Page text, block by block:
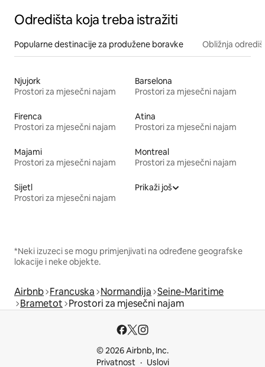
Odredišta koja treba istražiti
Popularne destinacije za produžene boravke Obližnja
Njujork
Prostori za mjesečni najam
Barselona
Prostori za mjesečni najam
Firenca
Prostori za mjesečni najam
Atina
Prostori za mjesečni najam
Majami
Prostori za mjesečni najam
Montreal
Prostori za mjesečni najam
Sijetl
Prostori za mjesečni najam
Prikaži još
*Neki izuzeci se mogu primjenjivati na određene geografske
lokacije i neke objekte.
Airbnb Francuska Normandija Seine-Maritime
Brametot Prostori za mjesečni najam
© 2026 Airbnb, Inc.
Privatnost
Uslovi